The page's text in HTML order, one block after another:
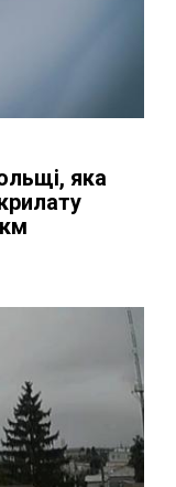
яка